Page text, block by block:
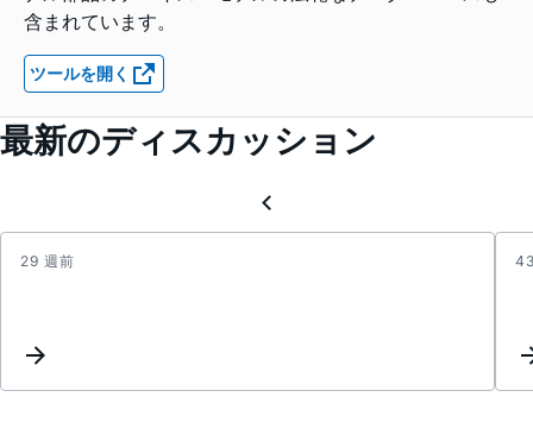
含まれています。
ツールを開く
最新のディスカッション
29 週前